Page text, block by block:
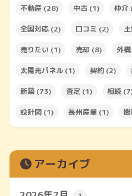
不動産 (28) 中古 (1) 仲介
全国対応 (2) 口コミ (2)
売りたい (1) 売却 (8) 外構
太陽光パネル (1) 契約 (2)
新築 (73) 査定 (1) 相続
設計図 (1) 長州産業 (1)
アーカイブ